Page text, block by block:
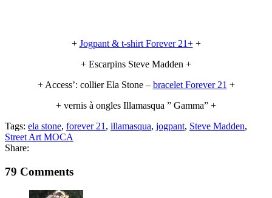
+ Jogpant & t-shirt Forever 21++
+ Escarpins Steve Madden +
+ Access’: collier Ela Stone – bracelet Forever 21 +
+ vernis à ongles Illamasqua ” Gamma” +
Tags: ela stone, forever 21 , illamasqua, jogpant, Steve Madden,
Street Art MOCA
Share:
79 Comments